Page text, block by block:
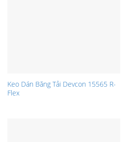
Keo Dán Băng Tải Devcon 15565 R-
Flex